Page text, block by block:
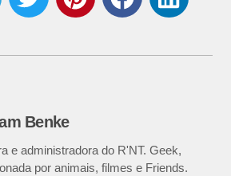
Benke
e administradora do R'NT. Geek,
por animais, filmes e Friends.